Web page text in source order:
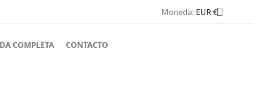
Moneda: EUR €
COMPLETA CONTACTO